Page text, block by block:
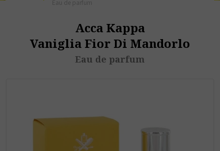
Acca Kappa
Vaniglia Fior Di Mandorlo
Eau de parfum